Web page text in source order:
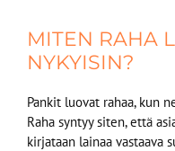
MITEN RAHA
NYKYISIN?
Pankit luovat rahaa, kun
Raha syntyy siten, että
kirjataan lainaa vastaava